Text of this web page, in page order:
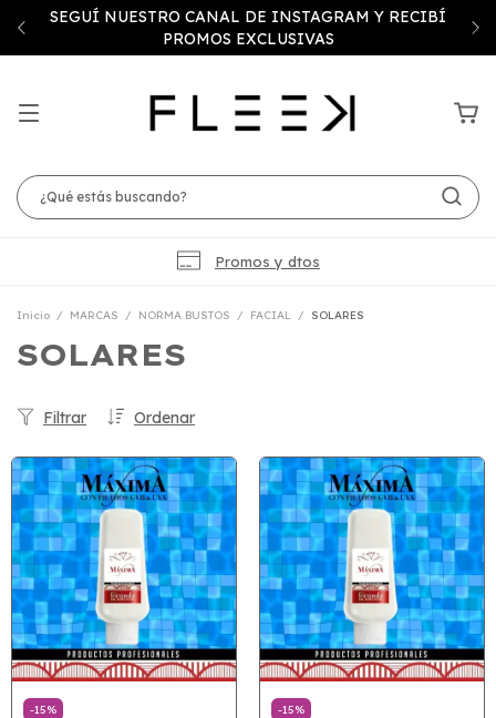
SEGUÍ NUESTRO CANAL DE INSTAGRAM Y RECIBÍ
PROMOS EXCLUSIVAS
Promos y dtos
Inicio / MARCAS / NORMA BUSTOS / FACIAL / SOLARES
SOLARES
Ordenar
Filtrar
-15% -15%